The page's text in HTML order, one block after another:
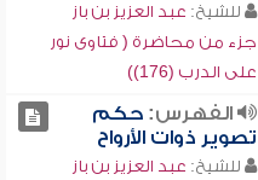
للشيخ: عبد العزيز بن باز
جزء من محاضرة ( فتاوى نور
على الدرب (176))
الفهرس:حكم
تصوير ذوات الأرواح
للشيخ: عبد العزيز بن باز